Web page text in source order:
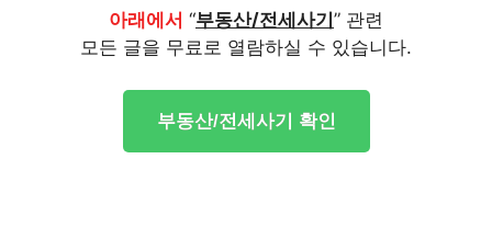
아래에서 “부동산/전세사기 ” 관련
모든 글을 무료로 열람하실 수 있습니다.
부동산/전세사기 확인